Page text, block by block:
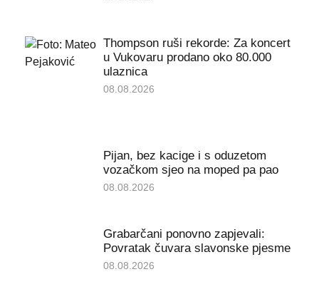
Thompson ruši rekorde: Za koncert
u Vukovaru prodano oko 80.000
ulaznica
08.08.2026
Pijan, bez kacige i s oduzetom
vozačkom sjeo na moped pa pao
08.08.2026
Grabarčani ponovno zapjevali:
Povratak čuvara slavonske pjesme
08.08.2026